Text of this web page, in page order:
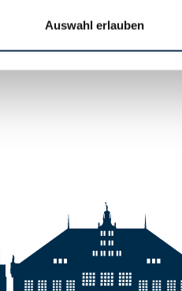
Auswahl erlauben